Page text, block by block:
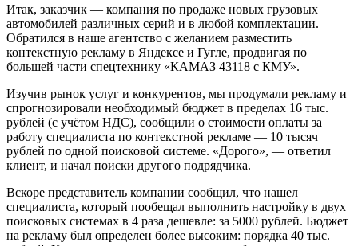
Итак, заказчик — компания по продаже новых грузовых
автомобилей различных серий и в любой комплектации.
Обратился в наше агентство с желанием разместить
контекстную рекламу в Яндексе и Гугле, продвигая по
большей части спецтехнику «КАМАЗ 43118 с КМУ».
Изучив рынок услуг и конкурентов, мы продумали рекламу и
спрогнозировали необходимый бюджет в пределах 16 тыс.
рублей (с учётом НДС), сообщили о стоимости оплаты за
работу специалиста по контекстной рекламе — 10 тысяч
рублей по одной поисковой системе. «Дорого», — ответил
клиент, и начал поиски другого подрядчика.
Вскоре представитель компании сообщил, что нашел
специалиста, который пообещал выполнить настройку в двух
поисковых системах в 4 раза дешевле: за 5000 рублей. Бюджет
на рекламу был определен более высоким: порядка 40 тыс.